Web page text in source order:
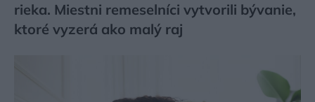
rieka. Miestni remeselníci vytvorili bývanie,
ktoré vyzerá ako malý raj